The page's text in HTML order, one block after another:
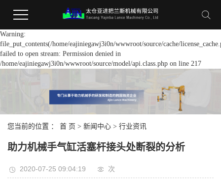
Warning:
file_put_contents(/home/eajiniegawj3i0n/wwwroot/source/cache/
failed to open stream: Permission denied in
/home/eajiniegawj3i0n/wwwroot/source/model/api.class.php on line 217
您当前的位置 ： 首 页 > 新闻中心 > 行业资讯
助力机械手气缸活塞杆接头处断裂的分析
2020-07-25 09:04:19 次